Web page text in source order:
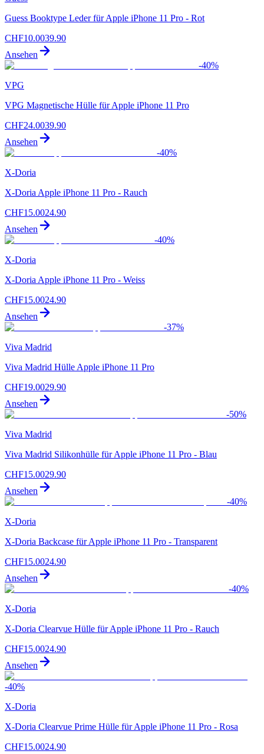
Guess Booktype Leder für Apple iPhone 11 Pro - Rot
CHF10.0039.90
Ansehen
-40%
VPG
VPG Magnetische Hülle für Apple iPhone 11 Pro
CHF24.0039.90
Ansehen
-40%
X-Doria
X-Doria Apple iPhone 11 Pro - Rauch
CHF15.0024.90
Ansehen
-40%
X-Doria
X-Doria Apple iPhone 11 Pro - Weiss
CHF15.0024.90
Ansehen
-37%
Viva Madrid
Viva Madrid Hülle Apple iPhone 11 Pro
CHF19.0029.90
Ansehen
-50%
Viva Madrid
Viva Madrid Silikonhülle für Apple iPhone 11 Pro - Blau
CHF15.0029.90
Ansehen
-40%
X-Doria
X-Doria Backcase für Apple iPhone 11 Pro - Transparent
CHF15.0024.90
Ansehen
-40%
X-Doria
X-Doria Clearvue Hülle für Apple iPhone 11 Pro - Rauch
CHF15.0024.90
Ansehen
-40%
X-Doria
X-Doria Clearvue Prime Hülle für Apple iPhone 11 Pro - Rosa
CHF15.0024.90